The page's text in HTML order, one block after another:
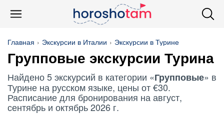
Главная Экскурсии в Италии Экскурсии в Турине
Групповые экскурсии Турина
Найдено 5 экскурсий в категории «Групповые» в
Турине на русском языке, цены от €30.
Расписание для бронирования на август,
сентябрь и октябрь 2026 г.